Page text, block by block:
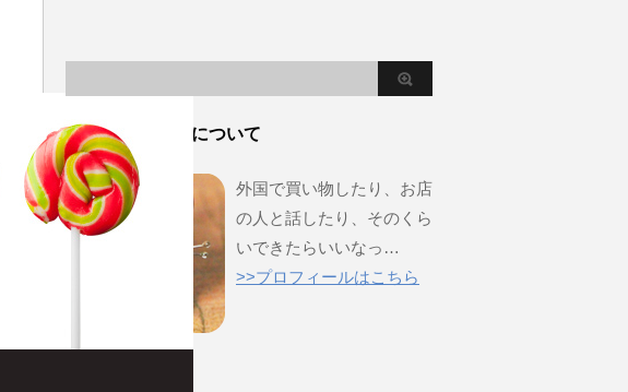
おかしもんについて
外国で買い物したり、お店
の人と話したり、そのくら
いできたらいいなっ…
>>プロフィールはこちら